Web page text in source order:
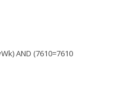
AND (7610=7610